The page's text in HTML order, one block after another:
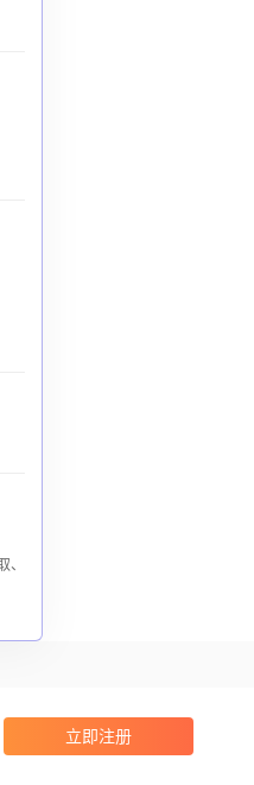
、
，助力客户成功
立即注册